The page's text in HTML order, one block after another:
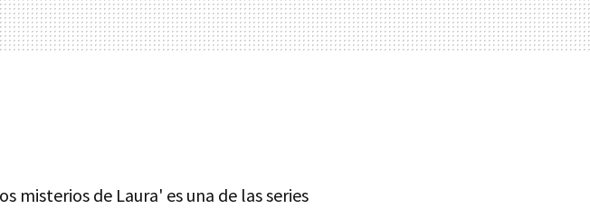
misterios de Laura' es una de las series